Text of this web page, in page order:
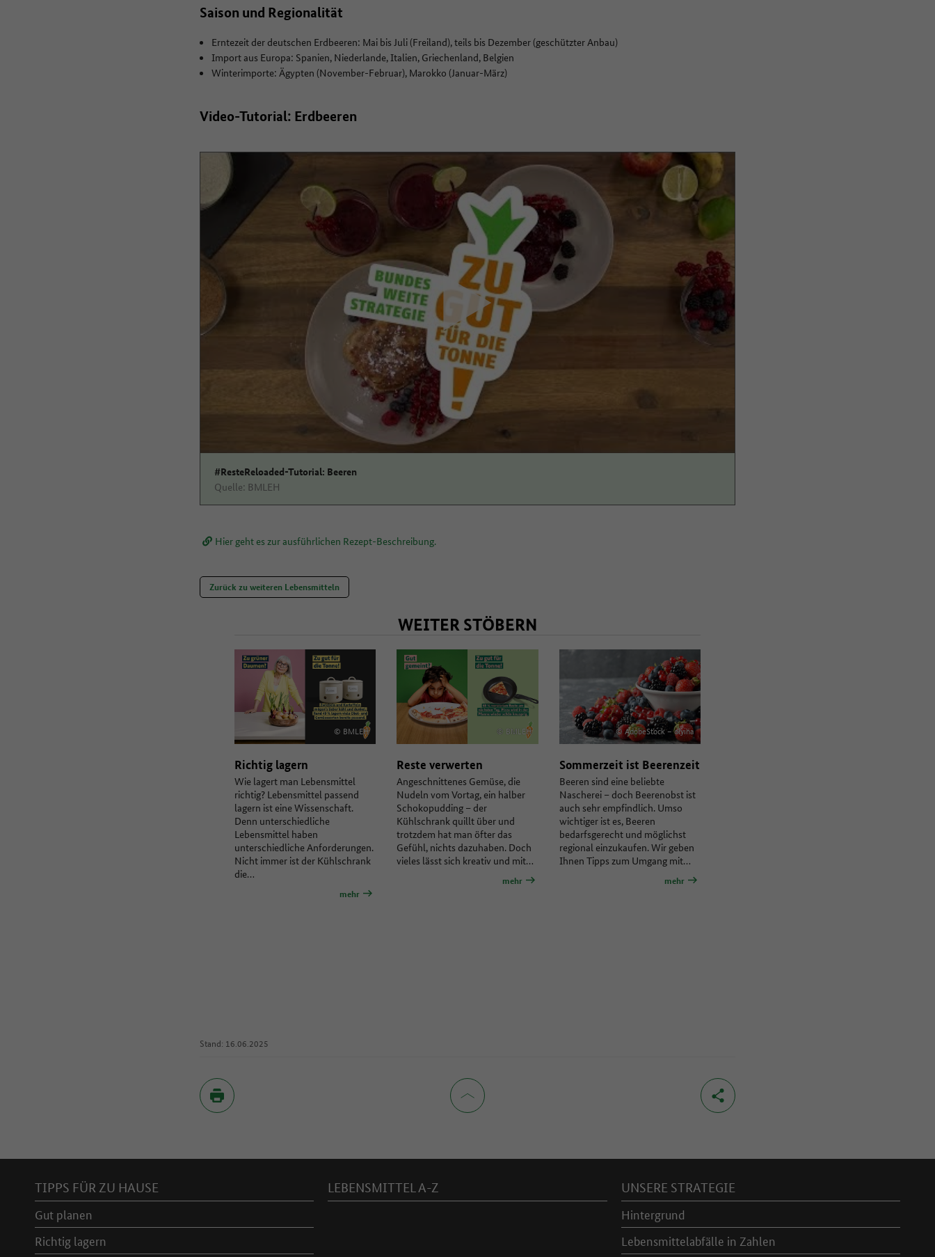
Saison und Regionalität
Erntezeit der deutschen Erdbeeren: Mai bis Juli (Freiland), teils bis Dezember (geschützter Anbau)
Import aus Europa: Spanien, Niederlande, Italien, Griechenland, Belgien
Winterimporte: Ägypten (November-Februar), Marokko (Januar-März)
Video-Tutorial: Erdbeeren
#ResteReloaded-Tutorial: Beeren
Quelle: BMLEH
Hier geht es zur ausführlichen Rezept-Beschreibung.
Zurück zu weiteren Lebensmitteln
WEITER STÖBERN
© BMLEH
Richtig lagern
Wie lagert man Lebensmittel
richtig? Lebensmittel passend
lagern ist eine Wissenschaft.
Denn unterschiedliche
Lebensmittel haben
unterschiedliche Anforderungen.
Nicht immer ist der Kühlschrank
die…
mehr
© BMLEH
Reste verwerten
Angeschnittenes Gemüse, die
Nudeln vom Vortag, ein halber
Schokopudding – der
Kühlschrank quillt über und
trotzdem hat man öfter das
Gefühl, nichts dazuhaben. Doch
vieles lässt sich kreativ und mit…
mehr
© AdobeStock – olyina
Sommerzeit ist Beerenzeit
Beeren sind eine beliebte
Nascherei – doch Beerenobst ist
auch sehr empfindlich. Umso
wichtiger ist es, Beeren
bedarfsgerecht und möglichst
regional einzukaufen. Wir geben
Ihnen Tipps zum Umgang mit…
mehr
Stand: 16.06.2025
TIPPS FÜR ZU HAUSE
Gut planen
Richtig lagern
LEBENSMITTEL A-Z
UNSERE STRATEGIE
Hintergrund
Lebensmittelabfälle in Zahlen